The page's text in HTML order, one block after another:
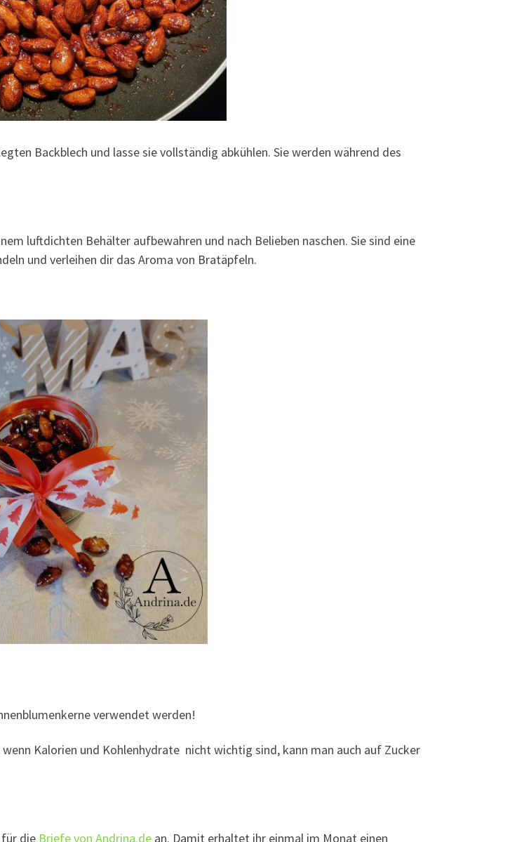
Backblech und lasse sie vollständig abkühlen. Sie werden während des
luftdichten Behälter aufbewahren und nach Belieben naschen. Sie sind eine
und verleihen dir das Aroma von Bratäpfeln.
verwendet werden!
Kalorien und Kohlenhydrate nicht wichtig sind, kann man auch auf Zucker
die Briefe von Andrina.de an. Damit erhaltet ihr einmal im Monat einen